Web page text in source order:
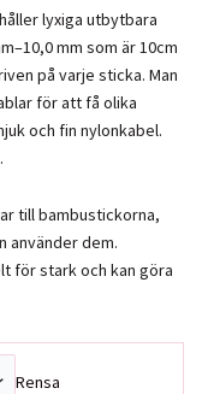
lyxiga utbytbara
mm som är 10cm
på varje sticka. Man
för att få olika
och fin nylonkabel.
till bambustickorna,
använder dem.
för stark och kan göra
Rensa